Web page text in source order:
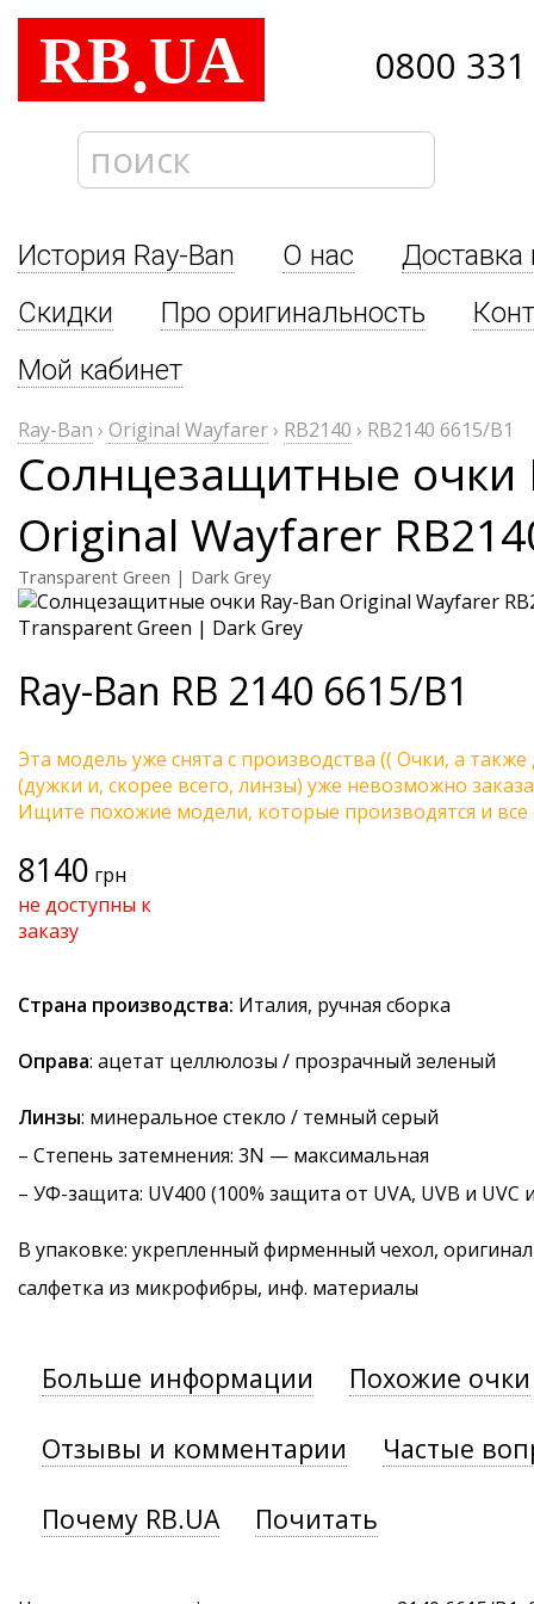
RB.UA 0800
История Ray-Ban О нас
Доставка
Скидки
Про оригинальность
Мой кабинет
Ray-Ban › Original Wayfarer› RB2140 › RB2140 6615/B1
Солнцезащитные очки
Original Wayfarer
Transparent Green | Dark Grey
Ray-Ban RB 2140 6615/B1
Эта модель уже снята с производства (( Очки, а
(дужки и, скорее всего, линзы) уже невозможно
Ищите похожие модели, которые производятся и
8140 грн
не доступны к
заказу
Страна производства: Италия, ручная сборка
Оправа: ацетат целлюлозы / прозрачный зеленый
Линзы: минеральное стекло / темный серый
– Степень затемнения: 3N — максимальная
– УФ-защита: UV400 (100% защита от UVA, UVB и UVC
В упаковке: укрепленный фирменный чехол,
салфетка из микрофибры, инф. материалы
Больше информации Похожие очки
Отзывы и комментарии Частые
Почему RB.UA Почитать